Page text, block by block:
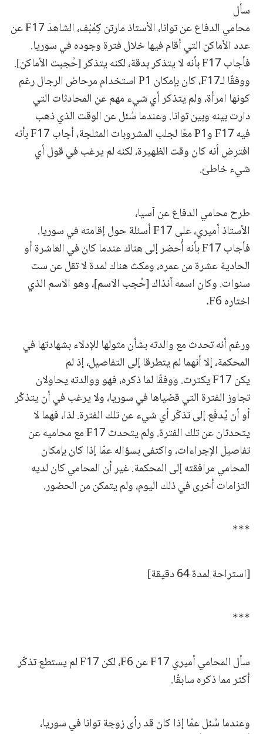
سأل
محامي الدفاع عن توانا، الأستاذ مارتن كِمْبْف، الشاهدَ F17 عن
عدد الأماكن التي أقام فيها خلال فترة وجوده في سوريا.
فأجاب F17 بأنه لا يتذكر بدقة، لكنه يتذكر [حُجبت الأماكن].
ووفقًا لـF17، كان بإمكان P1 استخدام مرحاض الرجال رغم
كونها امرأة، ولم يتذكر أي شيء مهم عن المحادثات التي
دارت بينه وبين توانا. وعندما سُئل عن الوقت الذي ذهب
فيه F17 وP1 معًا لجلب المشروبات المثلجة، أجاب F17 بأنه
افترض أنه كان وقت الظهيرة، لكنه لم يرغب في قول أي
شيء خاطئ.
طرح محامي الدفاع عن آسيا،
الأستاذ أميري، على F17 أسئلة حول إقامته في سوريا.
فأجاب F17 بأنه أُحضر إلى هناك عندما كان في العاشرة أو
الحادية عشرة من عمره، ومكث هناك لمدة لا تقل عن ست
سنوات. وكان اسمه آنذاك [حُجب الاسم]، وهو الاسم الذي
اختاره F6.
ورغم أنه تحدث مع والدته بشأن مثولها للإدلاء بشهادتها في
المحكمة، إلا أنهما لم يتطرقا إلى التفاصيل، إذ لم
يكن F17 يكترث. ووفقًا لما ذكره، فهو ووالدته يحاولان
تجاوز الفترة التي قضياها في سوريا، ولا يرغب في أن يتذكّر
أو أن يُدفَع إلى تذكّر أي شيء عن تلك الفترة. لذا، فهما لا
يتحدثان عن تلك الفترة. ولم يتحدث F17 مع محاميه عن
تفاصيل الإجراءات، واكتفى بسؤاله عمّا إذا كان بإمكان
المحامي مرافقته إلى المحكمة. غير أن المحامي كان لديه
التزامات أخرى في ذلك اليوم، ولم يتمكن من الحضور.
***
[استراحة لمدة 64 دقيقة]
***
سأل المحامي أميري F17 عن F6، لكن F17 لم يستطع تذكّر
أكثر مما ذكره سابقًا.
وعندما سُئل عمّا إذا كان قد رأى زوجة توانا في سوريا،